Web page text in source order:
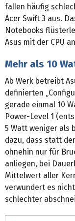
fallen häufig
Acer Swift 3 aus.
Notebooks
Asus mit der CPU
Mehr als 10
Ab Werk betreibt
definierten
gerade einmal 10
Power-Level 1
5 Watt weniger als
dazu, dass statt
ohnehin nur für
anliegen, bei
Mittelwert aller
verwundert es
schlechter